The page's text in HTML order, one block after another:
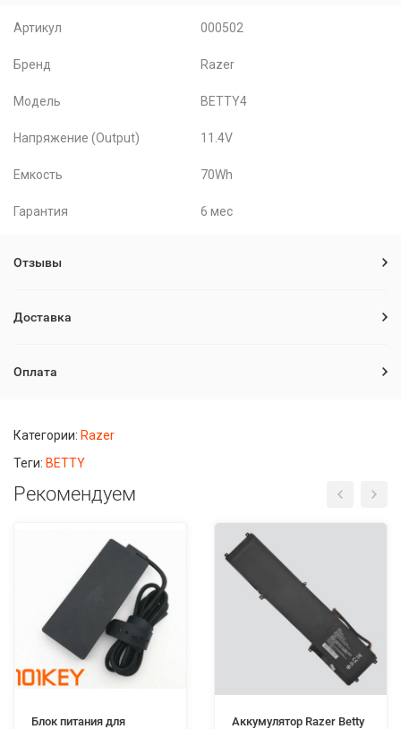
Артикул 000502
Бренд Razer
Модель BETTY4
Напряжение (Output) 11.4V
Емкость 70Wh
Гарантия 6 мес
Отзывы
Доставка
Оплата
Категории: Razer
Теги: BETTY
Рекомендуем
Блок питания для
Аккумулятор Razer Betty